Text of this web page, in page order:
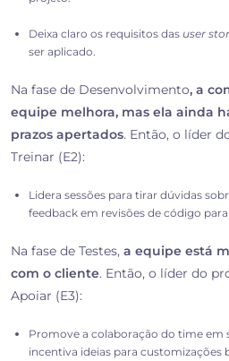
Deixa claro os requisitos das user
ser aplicado.
Na fase de Desenvolvimento, a
equipe melhora, mas ela ainda
prazos apertados. Então, o líder
Treinar (E2):
Lidera sessões para tirar dúvidas
feedback em revisões de código
Na fase de Testes, a equipe está
com o cliente. Então, o líder do
Apoiar (E3):
Promove a colaboração do time em
incentiva ideias para customizações